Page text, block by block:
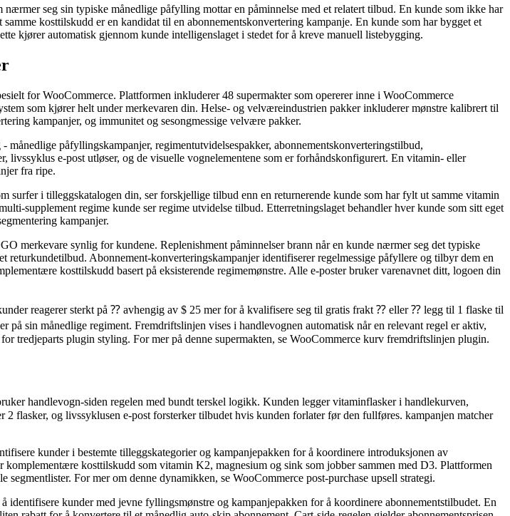
seg sin typiske månedlige påfylling mottar en påminnelse med et relatert tilbud. En kunde som ikke har
kosttilskudd er en kandidat til en abonnementskonvertering kampanje. En kunde som har bygget et
kjører automatisk gjennom kunde intelligenslaget i stedet for å kreve manuell listebygging.
for WooCommerce. Plattformen inkluderer 48 supermakter som opererer inne i WooCommerce
som kjører helt under merkevaren din. Helse- og velværeindustrien pakker inkluderer mønstre kalibrert til
kampanjer, og immunitet og sesongmessige velvære pakker.
påfyllingskampanjer, regimentutvidelsespakker, abonnementskonverteringstilbud,
livssyklus e-post utløser, og de visuelle vognelementene som er forhåndskonfigurert. En vitamin- eller
fra ripe.
surfer i tilleggskatalogen din, ser forskjellige tilbud enn en returnerende kunde som har fylt ut samme vitamin
supplement regime kunde ser regime utvidelse tilbud. Etterretningslaget behandler hver kunde som sitt eget
kampanjer.
merkevare synlig for kundene. Replenishment påminnelser brann når en kunde nærmer seg det typiske
Abonnement-konverteringskampanjer identifiserer regelmessige påfyllere og tilbyr dem en
kosttilskudd basert på eksisterende regimemønstre. Alle e-poster bruker varenavnet ditt, logoen din
reagerer sterkt på ⁇ avhengig av $ 25 mer for å kvalifisere seg til gratis frakt ⁇ eller ⁇ legg til 1 flaske til
sin månedlige regiment. Fremdriftslinjen vises i handlevognen automatisk når en relevant regel er aktiv,
tredjeparts plugin styling. For mer på denne supermakten, se WooCommerce kurv fremdriftslinjen plugin.
handlevogn-siden regelen med bundt terskel logikk. Kunden legger vitaminflasker i handlekurven,
flasker, og livssyklusen e-post forsterker tilbudet hvis kunden forlater før den fullføres. kampanjen matcher
kunder i bestemte tilleggskategorier og kampanjepakken for å koordinere introduksjonen av
kosttilskudd som vitamin K2, magnesium og sink som jobber sammen med D3. Plattformen
For mer om denne dynamikken, se WooCommerce post-purchase upsell strategi.
kunder med jevne fyllingsmønstre og kampanjepakken for å koordinere abonnementstilbudet. En